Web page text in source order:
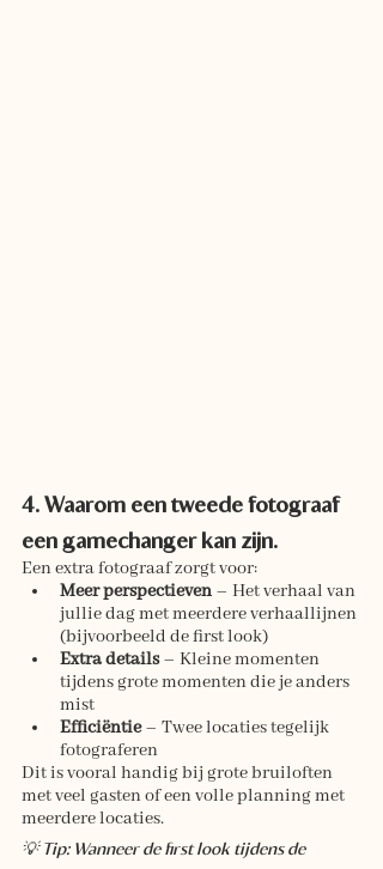
4. Waarom een tweede fotograaf
een gamechanger kan zijn.
Een extra fotograaf zorgt voor:
Meer perspectieven – Het verhaal van
jullie dag met meerdere verhaallijnen
(bijvoorbeeld de first look)
Extra details – Kleine momenten
tijdens grote momenten die je anders
mist
Efficiëntie – Twee locaties tegelijk
fotograferen
Dit is vooral handig bij grote bruiloften
met veel gasten of een volle planning met
meerdere locaties.
💡 Tip: Wanneer de first look tijdens de